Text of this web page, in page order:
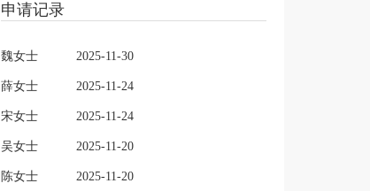
申请记录
魏女士 2025-11-30
薛女士 2025-11-24
宋女士 2025-11-24
吴女士 2025-11-20
陈女士 2025-11-20